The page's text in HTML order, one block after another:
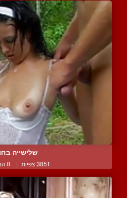
שלישייה
3851 צפיות | 0 המלצות